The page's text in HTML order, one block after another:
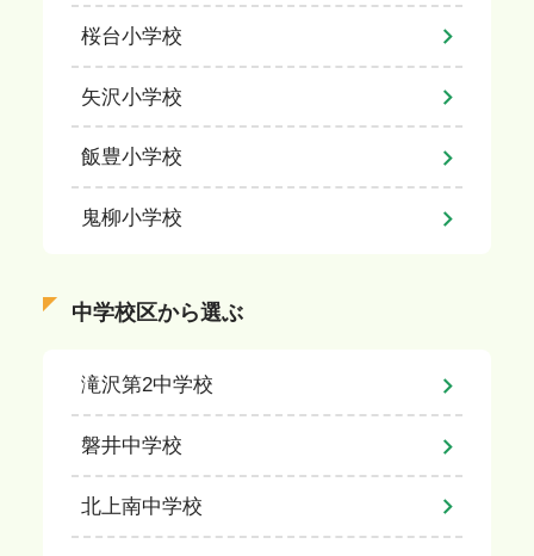
桜台小学校
矢沢小学校
飯豊小学校
鬼柳小学校
中学校区から選ぶ
滝沢第2中学校
磐井中学校
北上南中学校